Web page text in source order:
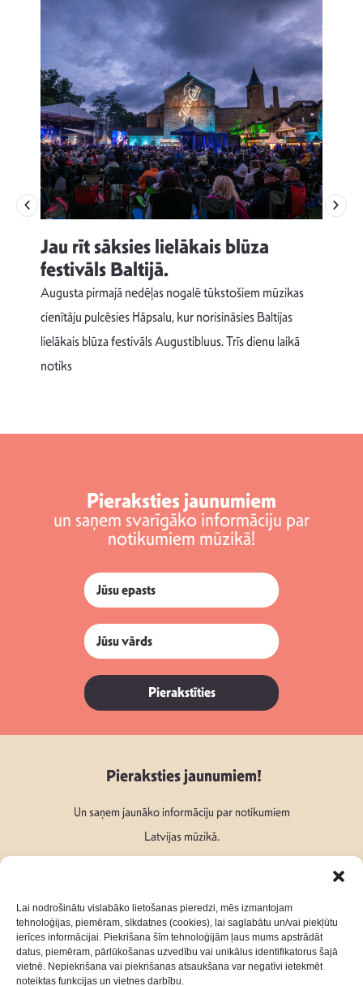
Lai nodrošinātu vislabāko lietošanas pieredzi, mēs izmantojam
tehnoloģijas, piemēram, sīkdatnes (cookies), lai saglabātu un/vai piekļūtu
ierīces informācijai. Piekrišana šīm tehnoloģijām ļaus mums apstrādāt
datus, piemēram, pārlūkošanas uzvedību vai unikālus identifikatorus šajā
vietnē. Nepiekrišana vai piekrišanas atsaukšana var negatīvi ietekmēt
noteiktas funkcijas un vietnes darbību.
Jau rīt sāksies lielākais blūza
festivāls Baltijā.
Augusta pirmajā nedēļas nogalē tūkstošiem mūzikas
cienītāju pulcēsies Hāpsalu, kur norisināsies Baltijas
lielākais blūza festivāls Augustibluus. Trīs dienu laikā
notiks
Pieraksties jaunumiem
un saņem svarīgāko informāciju par
notikumiem mūzikā!
Pierakstīties
Pieraksties jaunumiem!
Un saņem jaunāko informāciju par notikumiem
Latvijas mūzikā.
Seko mums: